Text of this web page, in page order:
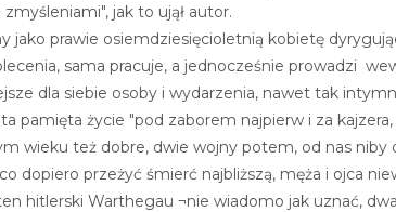
jak to ujął autor.
jako prawie osiemdziesięcioletnią kobietę
sama pracuje, a jednocześnie prowadzi
dla siebie osoby i wydarzenia, nawet tak
pamięta życie "pod zaborem najpierw i za
wieku też dobre, dwie wojny potem, od nas niby
dopiero przeżyć śmierć najbliższą, męża i ojca
hitlerski Warthegau ¬nie wiadomo jak uznać,